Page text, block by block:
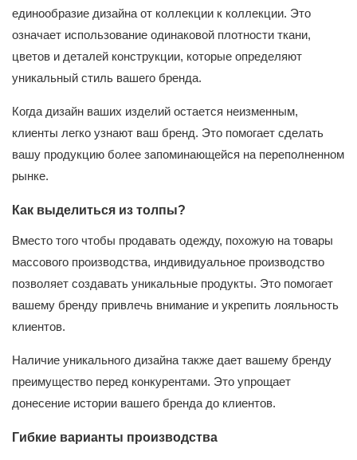
единообразие дизайна от коллекции к коллекции. Это
означает использование одинаковой плотности ткани,
цветов и деталей конструкции, которые определяют
уникальный стиль вашего бренда.
Когда дизайн ваших изделий остается неизменным,
клиенты легко узнают ваш бренд. Это помогает сделать
вашу продукцию более запоминающейся на переполненном
рынке.
Как выделиться из толпы?
Вместо того чтобы продавать одежду, похожую на товары
массового производства, индивидуальное производство
позволяет создавать уникальные продукты. Это помогает
вашему бренду привлечь внимание и укрепить лояльность
клиентов.
Наличие уникального дизайна также дает вашему бренду
преимущество перед конкурентами. Это упрощает
донесение истории вашего бренда до клиентов.
Гибкие варианты производства